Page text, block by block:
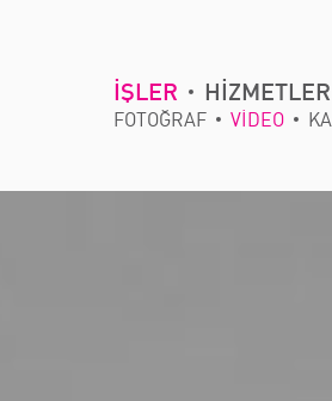
İŞLER
HİZMETLER
FOTOĞRAF
VİDEO